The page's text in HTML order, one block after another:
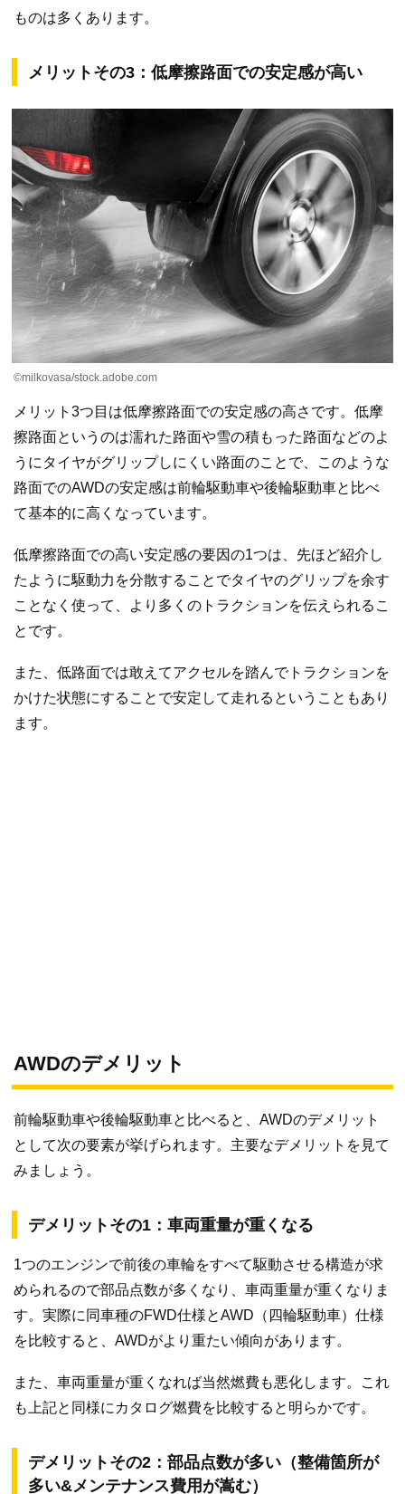
ものは多くあります。
メリットその3：低摩擦路面での安定感が高い
©milkovasa/stock.adobe.com
メリット3つ目は低摩擦路面での安定感の高さです。低摩
擦路面というのは濡れた路面や雪の積もった路面などのよ
うにタイヤがグリップしにくい路面のことで、このような
路面でのAWDの安定感は前輪駆動車や後輪駆動車と比べ
て基本的に高くなっています。
低摩擦路面での高い安定感の要因の1つは、先ほど紹介し
たように駆動力を分散することでタイヤのグリップを余す
ことなく使って、より多くのトラクションを伝えられるこ
とです。
また、低路面では敢えてアクセルを踏んでトラクションを
かけた状態にすることで安定して走れるということもあり
ます。
AWDのデメリット
前輪駆動車や後輪駆動車と比べると、AWDのデメリット
として次の要素が挙げられます。主要なデメリットを見て
みましょう。
デメリットその1：車両重量が重くなる
1つのエンジンで前後の車輪をすべて駆動させる構造が求
められるので部品点数が多くなり、車両重量が重くなりま
す。実際に同車種のFWD仕様とAWD（四輪駆動車）仕様
を比較すると、AWDがより重たい傾向があります。
また、車両重量が重くなれば当然燃費も悪化します。これ
も上記と同様にカタログ燃費を比較すると明らかです。
デメリットその2：部品点数が多い（整備箇所が
多い&メンテナンス費用が嵩む）